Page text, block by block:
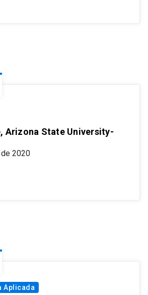
Arizona State University-
2020
Aplicada